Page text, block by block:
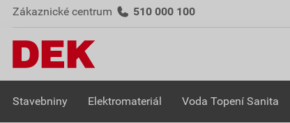
Zákaznické centrum 510 000 100
Stavebniny Elektromateriál Voda Topení Sanita